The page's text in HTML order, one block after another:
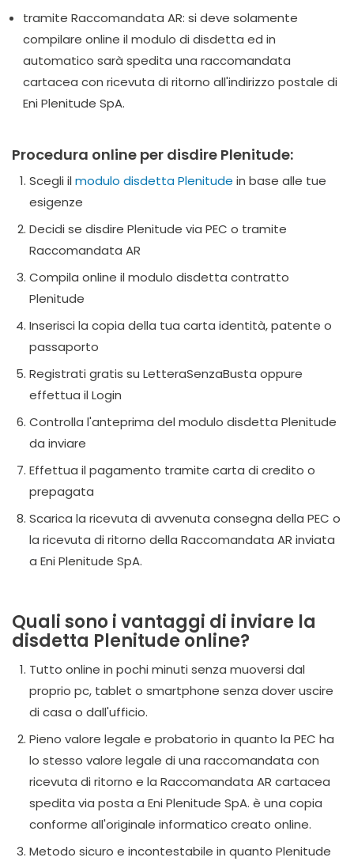
tramite Raccomandata AR: si deve solamente
compilare online il modulo di disdetta ed in
automatico sarà spedita una raccomandata
cartacea con ricevuta di ritorno all'indirizzo postale di
Eni Plenitude SpA.
Procedura online per disdire Plenitude:
Scegli il modulo disdetta Plenitude in base alle tue
esigenze
Decidi se disdire Plenitude via PEC o tramite
Raccomandata AR
Compila online il modulo disdetta contratto
Plenitude
Inserisci la copia della tua carta identità, patente o
passaporto
Registrati gratis su LetteraSenzaBusta oppure
effettua il Login
Controlla l'anteprima del modulo disdetta Plenitude
da inviare
Effettua il pagamento tramite carta di credito o
prepagata
Scarica la ricevuta di avvenuta consegna della PEC o
la ricevuta di ritorno della Raccomandata AR inviata
a Eni Plenitude SpA.
Quali sono i vantaggi di inviare la
disdetta Plenitude online?
Tutto online in pochi minuti senza muoversi dal
proprio pc, tablet o smartphone senza dover uscire
di casa o dall'ufficio.
Pieno valore legale e probatorio in quanto la PEC ha
lo stesso valore legale di una raccomandata con
ricevuta di ritorno e la Raccomandata AR cartacea
spedita via posta a Eni Plenitude SpA. è una copia
conforme all'originale informatico creato online.
Metodo sicuro e incontestabile in quanto Plenitude